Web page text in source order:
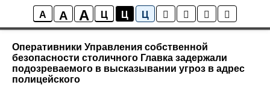
A A A Ц Ц Ц
Новости района Коптево
Оперативники Управления собственной
безопасности столичного Главка задержали
подозреваемого в высказывании угроз в адрес
полицейского